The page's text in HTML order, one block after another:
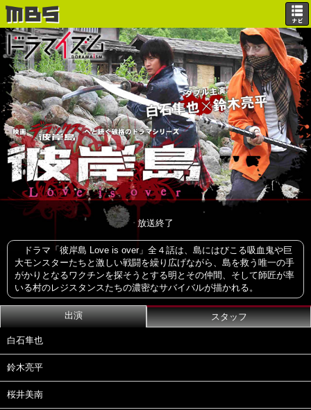
放送終了
ドラマ「彼岸島 Love is over」全４話は、島にはびこる吸血鬼や巨
大モンスターたちと激しい戦闘を繰り広げながら、島を救う唯一の手
がかりとなるワクチンを探そうとする明とその仲間、そして師匠が率
いる村のレジスタンスたちの濃密なサバイバルが描かれる。
出演 スタッフ
白石隼也
鈴木亮平
桜井美南